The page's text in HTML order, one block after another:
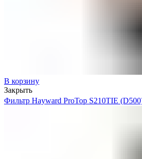
В корзину
Закрыть
Фильтр Hayward ProTop S210TIE